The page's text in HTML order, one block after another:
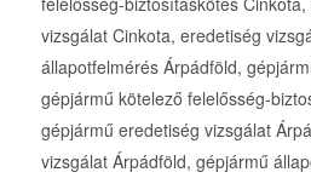
vizsgálat Cinkota, eredetiség
állapotfelmérés Árpádföld,
gépjármű kötelező felelősség-
gépjármű eredetiség vizsgálat
vizsgálat Árpádföld, gépjármű